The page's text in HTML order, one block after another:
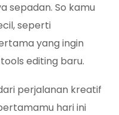
sepadan. So kamu
seperti
yang ingin
editing baru.
perjalanan kreatif
hari ini